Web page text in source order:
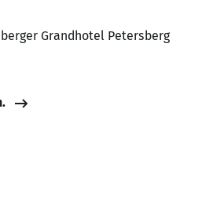
Grandhotel Petersberg